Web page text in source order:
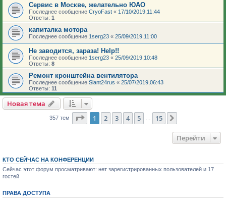
Сервис в Москве, желательно ЮАО
Последнее сообщение CryoFast « 17/10/2019,11:44
Ответы: 1
капиталка мотора
Последнее сообщение 1serg23 « 25/09/2019,11:00
Не заводится, зараза! Help!!
Последнее сообщение 1serg23 « 25/09/2019,10:48
Ответы: 8
Ремонт кронштейна вентилятора
Последнее сообщение Slant24rus « 25/07/2019,06:43
Ответы: 11
Новая тема
357 тем Страница из 15
1 2 3 4 5 15
Перейти
КТО СЕЙЧАС НА КОНФЕРЕНЦИИ
Сейчас этот форум просматривают: нет зарегистрированных пользователей и 17
гостей
ПРАВА ДОСТУПА